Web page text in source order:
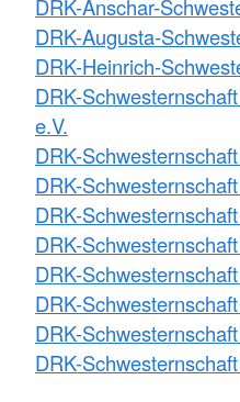
DRK-Anschar-
DRK-Augusta-
DRK-Heinrich-
DRK-
e.V.
DRK-
DRK-
DRK-
DRK-
DRK-
DRK-
DRK-
DRK-